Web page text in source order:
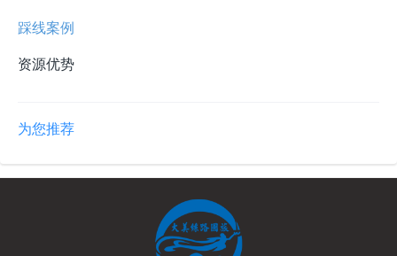
踩线案例
资源优势
为您推荐